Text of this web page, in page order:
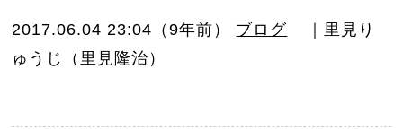
2017.06.04 23:04（9年前） ブログ
｜里見り
ゅうじ（里見隆治）